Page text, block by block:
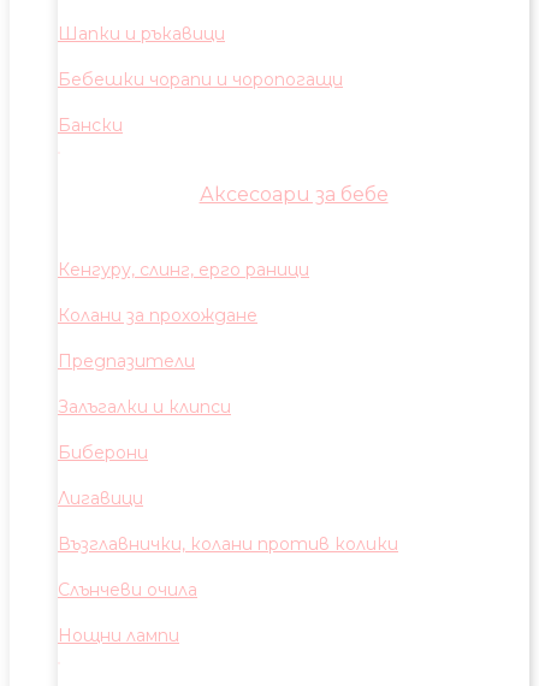
Шапки и ръкавици
Бебешки чорапи и чоропогащи
Бански
Аксесоари за бебе
Кенгуру, слинг, ерго раници
Колани за прохождане
Предпазители
Залъгалки и клипси
Биберони
Лигавици
Възглавнички, колани против колики
Слънчеви очила
Нощни лампи